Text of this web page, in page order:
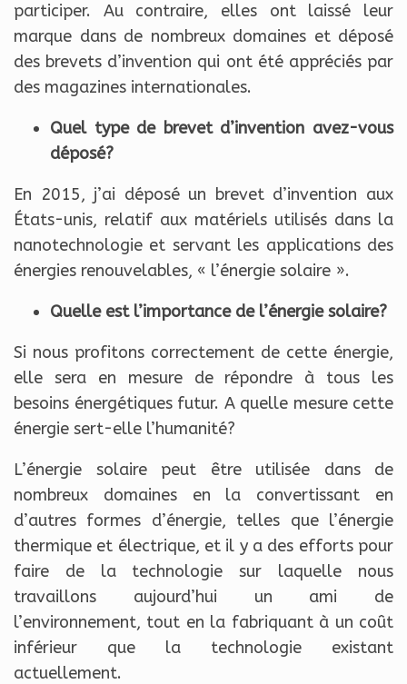
participer. Au contraire, elles ont laissé leur
marque dans de nombreux domaines et déposé
des brevets d’invention qui ont été appréciés par
des magazines internationales.
Quel type de brevet d’invention avez-vous
déposé?
En 2015, j’ai déposé un brevet d’invention aux
États-unis, relatif aux matériels utilisés dans la
nanotechnologie et servant les applications des
énergies renouvelables, « l’énergie solaire ».
Quelle est l’importance de l’énergie solaire?
Si nous profitons correctement de cette énergie,
elle sera en mesure de répondre à tous les
besoins énergétiques futur. A quelle mesure cette
énergie sert-elle l’humanité?
L’énergie solaire peut être utilisée dans de
nombreux domaines en la convertissant en
d’autres formes d’énergie, telles que l’énergie
thermique et électrique, et il y a des efforts pour
faire de la technologie sur laquelle nous
travaillons aujourd’hui un ami de
l’environnement, tout en la fabriquant à un coût
inférieur que la technologie existant
actuellement.